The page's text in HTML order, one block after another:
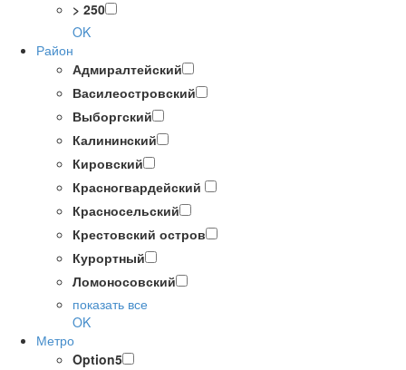
> 250
OK
Район
Адмиралтейский
Василеостровский
Выборгский
Калининский
Кировский
Красногвардейский
Красносельский
Крестовский остров
Курортный
Ломоносовский
показать все
OK
Метро
Option5